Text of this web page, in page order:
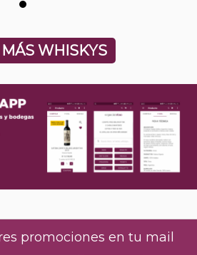
WHISKYS
promociones en tu mail